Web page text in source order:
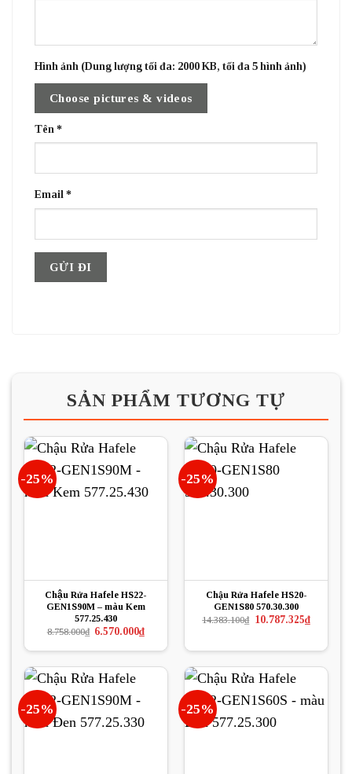
Hình ảnh (Dung lượng tối đa: 2000 KB, tối đa 5 hình ảnh)
Choose pictures & videos
Tên *
Email *
SẢN PHẨM TƯƠNG TỰ
-25%
Chậu Rửa Hafele HS22-
GEN1S90M – màu Kem
577.25.430
8.758.000₫ Giá
là:
6.570.000₫Giá
hiện
tại
6.570.000₫.
-25%
Chậu Rửa Hafele HS20-
GEN1S80 570.30.300
14.383.100₫ Giá
10.787.325₫Giá
hiện
-25% -25%